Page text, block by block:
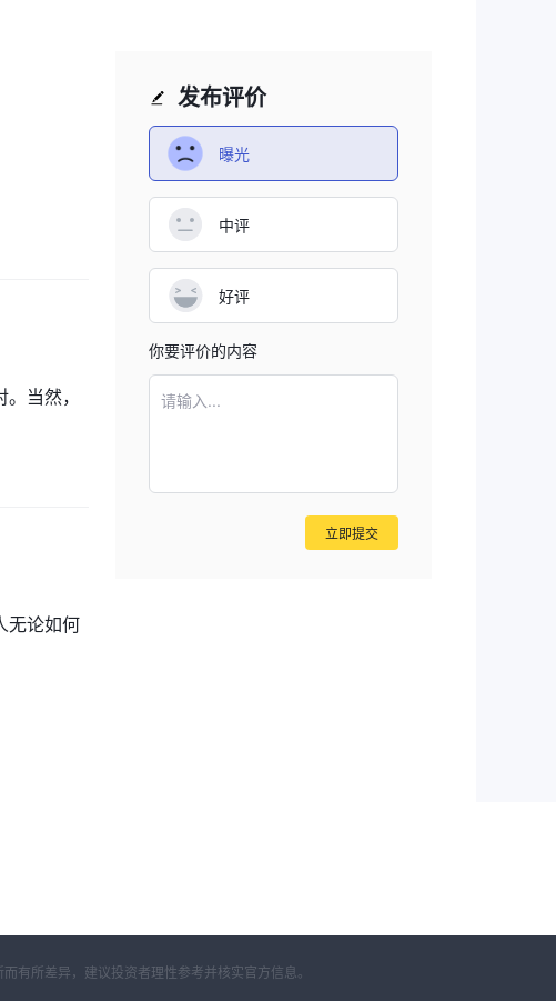
尊敬的
记住，与
的高
了投资
币的加
存款
寸的任
当然，
无论如何
发布评价
曝光
中评
好评
你要评价的内容
请输入...
立即提交
有所差异，建议投资者理性参考并核实官方信息。